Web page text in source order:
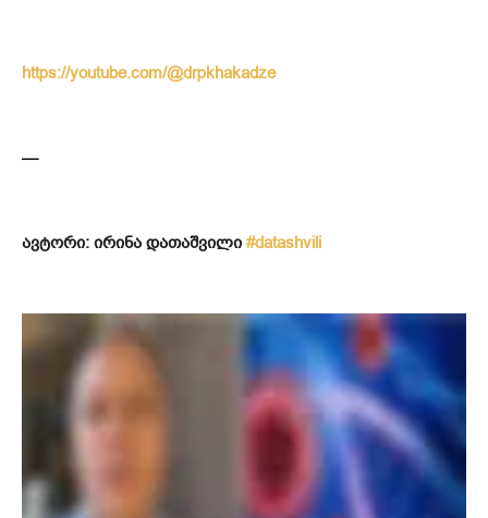
https://youtube.com/@drpkhakadze
—
ავტორი: ირინა დათაშვილი #datashvili